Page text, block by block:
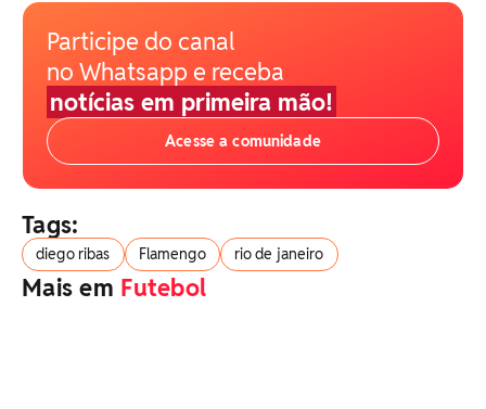
Participe do canal
no Whatsapp e receba
notícias em primeira mão!
Acesse a comunidade
Tags:
diego ribas Flamengo rio de janeiro
Mais em Futebol